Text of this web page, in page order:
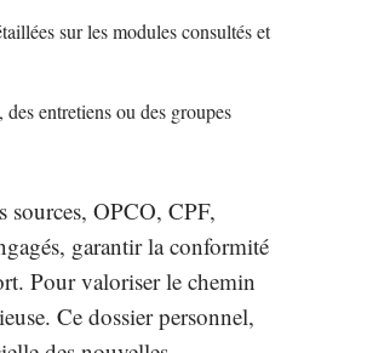
sur les modules consultés et
entretiens ou des groupes
sources, OPCO, CPF,
garantir la conformité
Pour valoriser le chemin
Ce dossier personnel,